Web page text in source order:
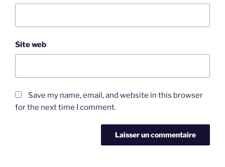
Site web
Save my name, email, and website in this browser
for the next time I comment.